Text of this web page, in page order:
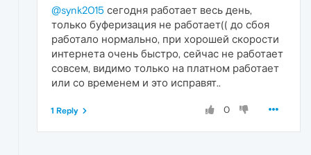
@synk2015 сегодня работает весь день,
только буферизация не работает(( до сбоя
работало нормально, при хорошей скорости
интернета очень быстро, сейчас не работает
совсем, видимо только на платном работает
или со временем и это исправят..
0
1 Reply